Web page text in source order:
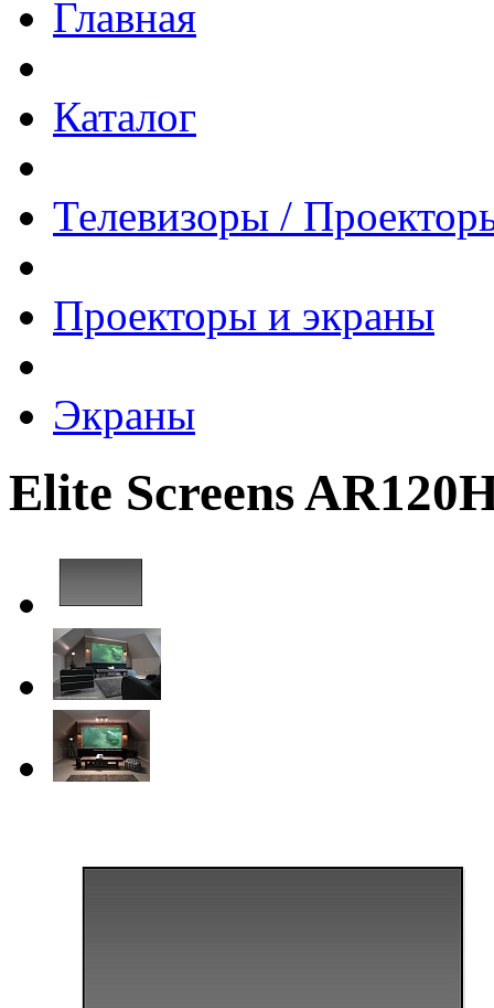
Главная
Каталог
Телевизоры /
Проекторы и экраны
Экраны
Elite Screens